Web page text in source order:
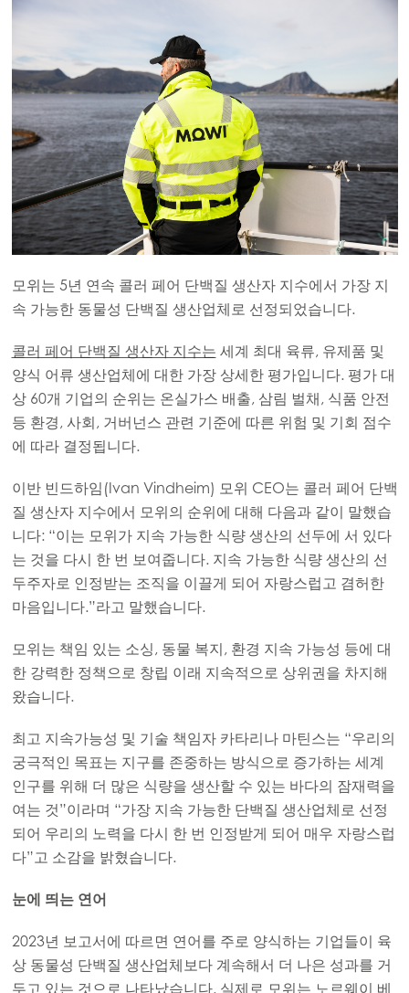
Mowi Global
Asia
Mowi Korea ACTIVE
Mowi Taiwan
모위는 5년 연속 콜러 페어 단백질 생산자 지수에서 가장 지
속 가능한 동물성 단백질 생산업체로 선정되었습니다.
콜러 페어 단백질 생산자 지수는 세계 최대 육류, 유제품 및
양식 어류 생산업체에 대한 가장 상세한 평가입니다. 평가 대
상 60개 기업의 순위는 온실가스 배출, 삼림 벌채, 식품 안전
등 환경, 사회, 거버넌스 관련 기준에 따른 위험 및 기회 점수
에 따라 결정됩니다.
이반 빈드하임(Ivan Vindheim) 모위 CEO는 콜러 페어 단백
질 생산자 지수에서 모위의 순위에 대해 다음과 같이 말했습
니다: “이는 모위가 지속 가능한 식량 생산의 선두에 서 있다
는 것을 다시 한 번 보여줍니다. 지속 가능한 식량 생산의 선
두주자로 인정받는 조직을 이끌게 되어 자랑스럽고 겸허한
마음입니다.”라고 말했습니다.
모위는 책임 있는 소싱, 동물 복지, 환경 지속 가능성 등에 대
한 강력한 정책으로 창립 이래 지속적으로 상위권을 차지해
왔습니다.
최고 지속가능성 및 기술 책임자 카타리나 마틴스는 “우리의
궁극적인 목표는 지구를 존중하는 방식으로 증가하는 세계
인구를 위해 더 많은 식량을 생산할 수 있는 바다의 잠재력을
여는 것”이라며 “가장 지속 가능한 단백질 생산업체로 선정
되어 우리의 노력을 다시 한 번 인정받게 되어 매우 자랑스럽
다”고 소감을 밝혔습니다.
눈에 띄는 연어
2023년 보고서에 따르면 연어를 주로 양식하는 기업들이 육
상 동물성 단백질 생산업체보다 계속해서 더 나은 성과를 거
두고 있는 것으로 나타났습니다. 실제로 모위는 노르웨이 베